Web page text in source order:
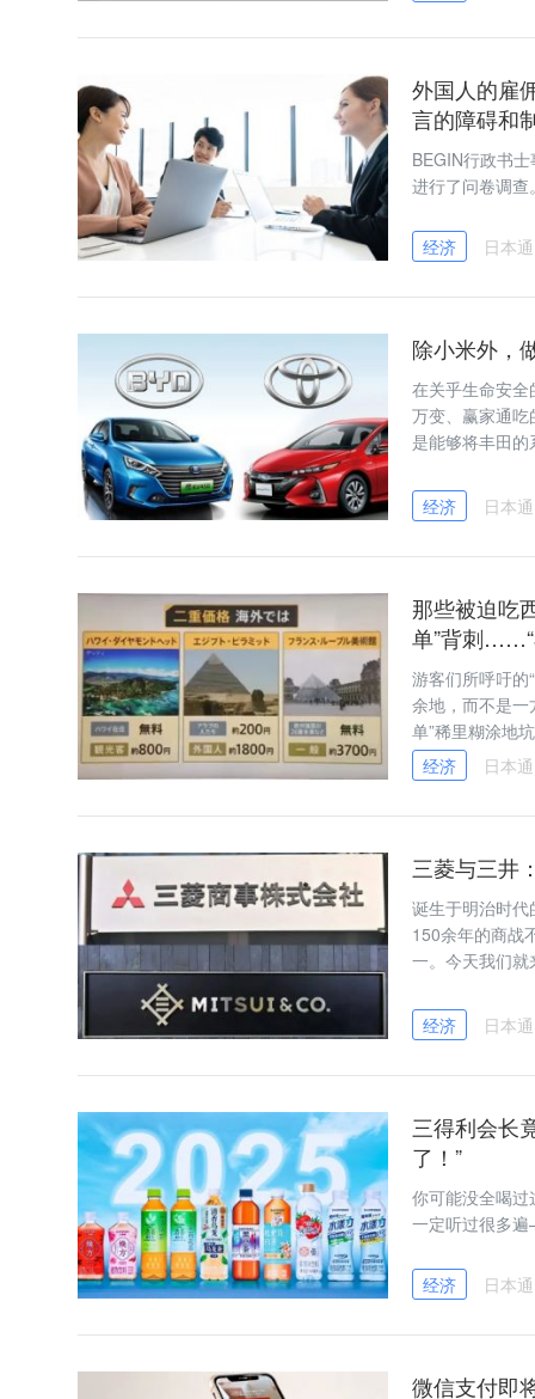
外国人的雇
言的障碍和
BEGIN行政书
进行了问卷调查
经济 日本通
除小米外，
在关乎生命安
万变、赢家通
是能够将丰田
经济
日本通
那些被迫吃
单”背刺……“
游客们所呼吁的
余地，而不是一
单”稀里糊涂地
经济
日本通
三菱与三井
诞生于明治时
150余年的商战
一。今天我们
经济 日本通
三得利会长
了！”
你可能没全喝
一定听过很多
经济 日本通
微信支付即